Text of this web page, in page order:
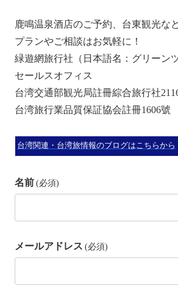
鹿鳴温泉酒店のご予約、台東観光な
プランやご相談はお気軽に！
緑遊網旅行社（日本語名：グリー
セールスオフィス
台湾交通部観光局註冊綜合旅行社
台湾旅行業品質保証協会註冊1606號
台湾関連・台湾旅情報のブログはこちらから
名前 (必須)
メールアドレス (必須)